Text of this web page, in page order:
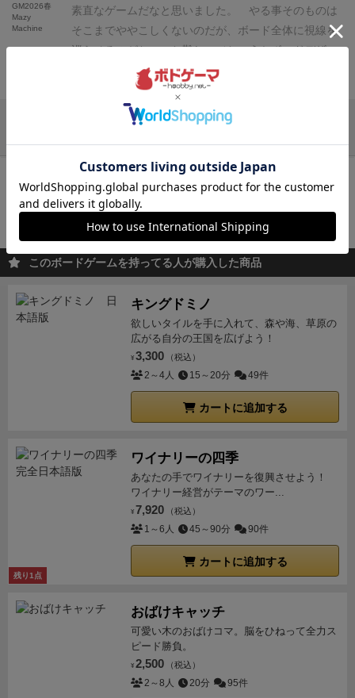
かります。また、自藩のカードや城内のカードの中に
もメインアクションアイコンは潜んでいます。ただ、
自藩や城内の場合、メインアクションをするには、ダ
イスの色を合わせなければなりません。
ョンを発動したら、・廷臣は、まず2金を払って、白
鷺城門の前に送ります。さらに続けて、真珠2つを払
って城内に1階分進むことができます。今門前に置い
た廷臣でなく、すでに城内に居る廷臣を1階分動かす
ことも可能です。門前に置かず城内移動だけもOKで
す。城内は3階建てで、3階は天守閣となります。真珠
5つを払うと、一気に2階分上がることができます。
階(3つの間)、2階(2つの間)に入った場合、そこにある
アクションカードを取り、自藩のカードスロットに置
き、そのカードボーナスが貰えます。古いカードは、
合で、終了時VPは、各廷臣につき、天守閣10VP、2階
6VP、1階3VP、門前1VPが貰えます。
・庭師は、6箇
所ある庭カードスペースに置き、食糧を支払い、アク
ションをします。コストもアクションも終了時VPもカ
ードに書かれており、コストが多いほどVPも高く、
1〜9VPまであります。庭師は(廷臣も侍も)5人まで配
置できます。・侍は、3つある稽古場のいずれかに置
クション内容にも差があります。終了時VPは、全ての
稽古場にいる侍の人数×城内に居る廷臣の数となりま
す。なので、いくら侍が多くても、廷臣が一人も居な
ければ0VPです。また、5鉄の稽古場は、1人の侍を2
ションは、資源の補充とカードアクションです。カー
ドの中にメインアクションがあります。自藩アクショ
きません。取ったダイスと同じ色のスペースにダイス
を置き、差額を払ったら、その列で開放されている部
分の資源を貰い、その後、その列のカードアクション
を行ないます。 ↑ さっきの白6で自藩アクション。ま
イできます。このアクションアイコンはボードの至る
所にありますので、その場所にダイスを置いてアクシ
ームボードに配置して影響力を高くしていきます。
主にお城のアイコンになります。
の藩士ゴマを登城させてリソースを支払って(賄賂とも
することが可能になっています。こちらが10文支払っ
て藩士ゴマを城門に集めさせた図です。そのあとにコ
マ1つを１フロアか２フロア上に上げることができま
す。ただし２フロア上げる時は1つのコマしか上げる
ことはできません。リソースは個人ボードの左側に表
示されています。上にある家紋もリソースになってい
ます。
真珠母(右側のリソース)が2あるので1つ上に上
げることができます。
上に上がるとアクションポイン
トのカードを獲得します。そして個人ボードのカード
の場所に入れ替えて、元のカードは裏に返して灯篭の
ラインにずらして並べてえきます。そして背景が白の
アクションが1つ選べます。井戸アクションちなみに
上の井戸アイコンは、アクションポイントでも訪れる
イスを重ねる必要はありません。そして家紋とゲーム
毎に決まるリソースを2つ手に入れることができま
二四節気トラックカードの下に描かれているアイ
コンは24節気トラックを進めるアクションです。これ
は城内の影響力を示しています。スタートプレイヤー
有利になります。
途中、木をまたぐごとに家紋を支払
点が多く獲得できます。侍アクション
に配置できます。各マス3箇所それぞれの左下のリソ
ースを支払うと配置でき、そのマスのアクションを実
行できます。5を支払うと2つのアクションがプレイで
庭師アクション
庭師のコマをダイスの置かれ
目とりゃいいじゃんとなるが、小さい目だと、拡大再
生産的なコンボができるアクションができるので、う
まいことやれば、小さい目の方が得だったりすること
もあるのが面白い。基本は城にコマを置いて得点、城
に置いた数だけ点が増える侍を配置して得点、庭師を
配置して得点の３つくらいあるが、そのどれをやるか
は、毎回、ボードにおいてあるカードで変わるので、
決まった戦法だけでプレイしづらく、都度、柔軟なプ
レイが求められるところが良い。（これがやだって人
もいるかもしれないけど）逆に手番でできるアクショ
ンがカードに依存しているため、コロコロできるとこ
ろが変わるのが、毎回、自分の手番で悩まなければな
ｗ）、ダウンタイムが他のゲームよりも長引いてしま
クションしないので、普通の重ゲーよりはすぐ終わる
んだけどね。まとめると、ダイスワーカープレイスメ
ントがあんまり好きじゃない自分でも、ごちゃごちゃ
しすぎて、ストレス感じる前にスピーディーに終わる
（ダイスワーカープレイスメントの中では）
短時間で終わるダイスワーカープレイスメントに興味
ーム賞で上位に入ってたりするところに惹かれるなら
あと、自分はやらないが、ソロルールがほ
ぼ無理ゲーと言われてるみたいなので、もし、ソロや
る人は要注意。
（ソロもオートマと２人プレイ扱いなので２＋１）の
サイコロが小さい順に左から並べられる（左端＜中央
に配置するとアクション実行可能。自分のボード内に
いる3種のミープル（藩士・庭師・武士）をリソース
払って送り込んだり資源を獲得したりする。
接点が得られるアクションもあれば終了時に得点にな
るもの（場内の藩士×武士等ミープル配置数やスタP争
いにもなる二十四節季トラックの位置等）もある。そ
れらを終了時に積み上げて点の高い方が勝ち。
ソロプ
レイオートマとの対戦。難易度3段階調整可能。オー
トマ用デッキからカードを引いて行動を決定します。
セットアップは2人用準拠。ただしオートマはボード
をもたずリソースもお金以外得ないので、各種ワーカ
ーとお金が置けるエリアを作ってやればOK。
スタPがどっちかは難易度で変わります。
①オートマデッキ（9枚）を橋の面を上にし
てシャッフル②自分の初期資源＆カードは場から取ら
ず、ランダムに1枚ずつ引いたものを使用（多人数の
スは3個ずつ振って橋にセットする。
ップ（対オートマ）】大まかな流れ①ダイスを選択
（橋内の最小の目であれば「燈籠アクション」実行）
②ダイスを場内のエリアに配置し、アクションを実
③①と②を交互に３回ずつ繰り返したら、そのラ
ウンドが１ラウンド・２ラウンドなら、ダイスが残っ
てる橋の両端に設置した庭師がいればアクションを実
方が次のスタP。④３ラウンド終了時、庭師のチェッ
クは無しで得点計算。という感じ。たった３ラウンド
９手番しかないので、１手は非常に重いです。
ウンド終了時の様子】
オートマの手番
素直なゲームだなと思いました。
やる事そのものは
そこまでややこしくないのだが、ボード全体に視線を
巡らせるのがちょっと難しい（というかボードデザイ
ンがごちゃごちゃしてちょっと見づらい……）。アク
ション同士の絡みが強いので、ダウンタイムは結構食
う。拡大再生産的な要素は多少あるが、そこまでキツ
くないし余り拡大しなかったけどトップタイ2着取れ
るくらいのバランスなので、拡大再生産キツイのが苦
手な私には合っていた模様。拡大再生産しゅきぃ～っ
て言う人は多分物足りないですね。ゲーム自体は割と
スタンダードな作りなので、10年くらい前の重ゲって
感じがしました。これくらいでいいんだよ、これくら
を決定するコマとラウンド駒が不安定な作りなのでよ
安定感のあるフォルムにしてよ……。
GM2026春
Mazy
Machine
再入荷までお待ち下さい
入荷通知を受け取る
後、通知送信先を設定すると入荷通知を受け取れます
このボードゲームを持ってる人が購入した商品
キングドミノ
欲しいタイルを手に入れて、森や海、草原の
広がる自分の王国を広げよう！
¥ 3,300 （税込）
2～4人 15～20分 49件
カートに追加する
残り1点
ワイナリーの四季
あなたの手でワイナリーを復興させよう！
ワイナリー経営がテーマのワー...
¥ 7,920 （税込）
1～6人 45～90分 90件
カートに追加する
おばけキャッチ
可愛い木のおばけコマ。脳をひねって全力ス
ピード勝負。
¥ 2,500 （税込）
2～8人 20分 95件